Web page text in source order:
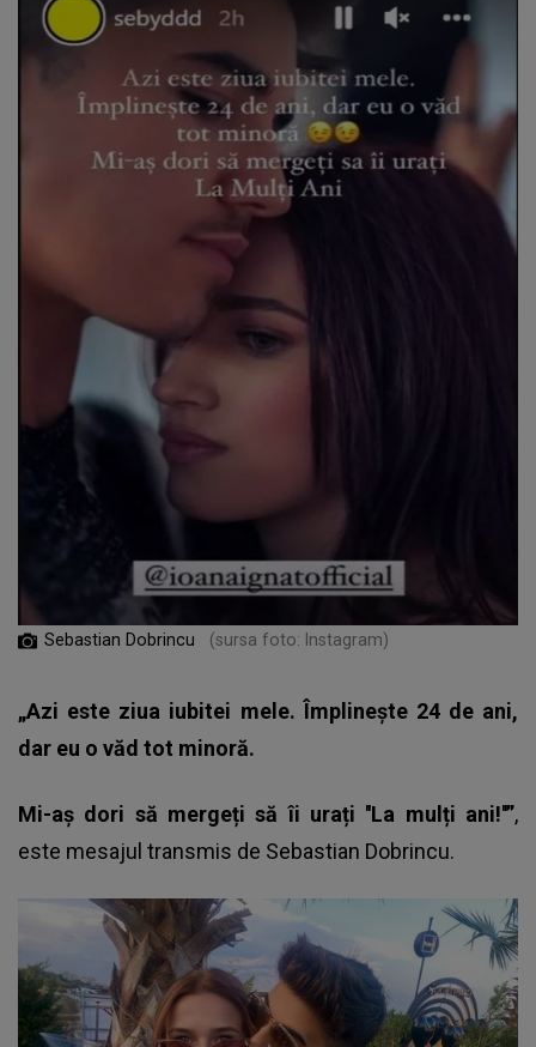
Sebastian Dobrincu (sursa foto: Instagram)
„Azi este ziua iubitei mele. Împlinește 24 de ani,
dar eu o văd tot minoră.
Mi-aș dori să mergeți să îi urați ''La mulți ani!''”,
este mesajul transmis de Sebastian Dobrincu.